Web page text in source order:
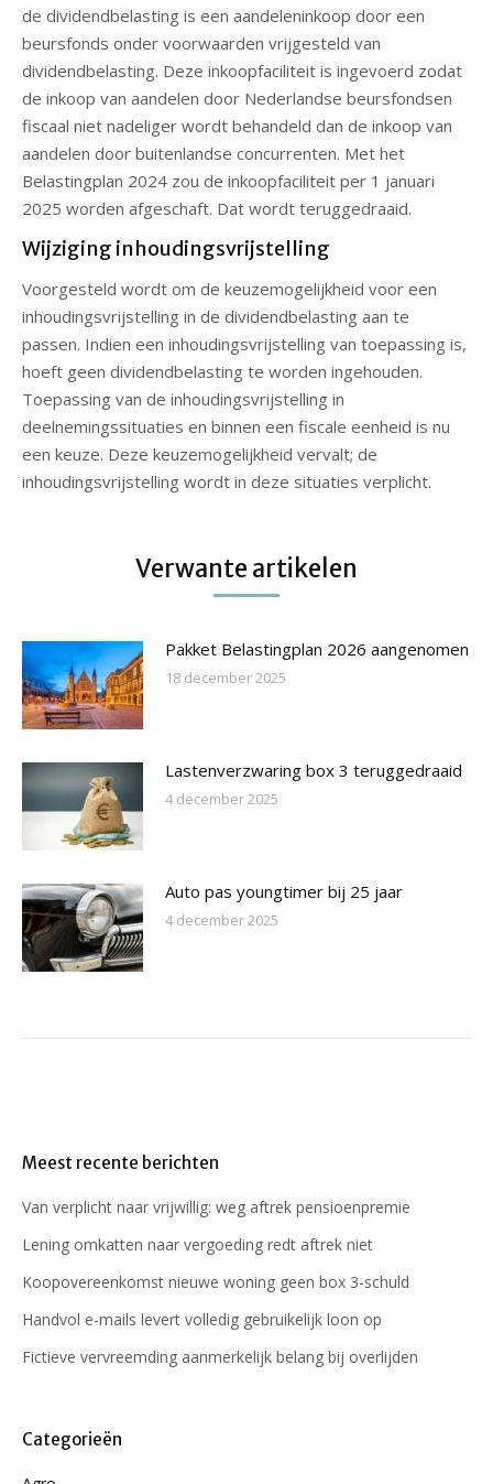
de dividendbelasting is een aandeleninkoop door een
beursfonds onder voorwaarden vrijgesteld van
dividendbelasting. Deze inkoopfaciliteit is ingevoerd zodat
de inkoop van aandelen door Nederlandse beursfondsen
fiscaal niet nadeliger wordt behandeld dan de inkoop van
aandelen door buitenlandse concurrenten. Met het
Belastingplan 2024 zou de inkoopfaciliteit per 1 januari
2025 worden afgeschaft. Dat wordt teruggedraaid.
Wijziging inhoudingsvrijstelling
Voorgesteld wordt om de keuzemogelijkheid voor een
inhoudingsvrijstelling in de dividendbelasting aan te
passen. Indien een inhoudingsvrijstelling van toepassing is,
hoeft geen dividendbelasting te worden ingehouden.
Toepassing van de inhoudingsvrijstelling in
deelnemingssituaties en binnen een fiscale eenheid is nu
een keuze. Deze keuzemogelijkheid vervalt; de
inhoudingsvrijstelling wordt in deze situaties verplicht.
Verwante artikelen
Pakket Belastingplan 2026 aangenomen
18 december 2025
Lastenverzwaring box 3 teruggedraaid
4 december 2025
Auto pas youngtimer bij 25 jaar
4 december 2025
Meest recente berichten
Van verplicht naar vrijwillig: weg aftrek pensioenpremie
Lening omkatten naar vergoeding redt aftrek niet
Koopovereenkomst nieuwe woning geen box 3-schuld
Handvol e-mails levert volledig gebruikelijk loon op
Fictieve vervreemding aanmerkelijk belang bij overlijden
Categorieën